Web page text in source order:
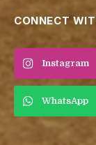
CONNECT
Instagram
WhatsApp